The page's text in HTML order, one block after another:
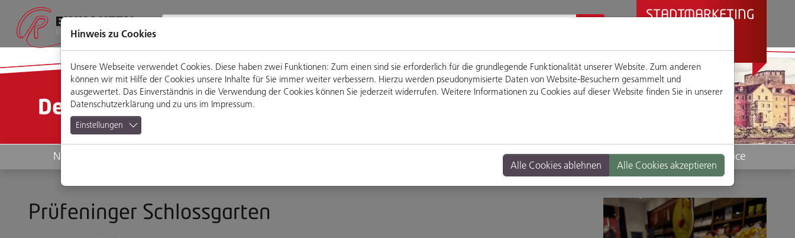
Seiteninhalt
Hauptmenü
Footermenü
Website-
Suche
STADTMARKETING
PRÄSENTIERT
Detailansicht
News Veranstaltungen Standorte Service
Prüfeninger Schlossgarten
Hinweis zu Cookies
Unsere Webseite verwendet Cookies. Diese haben zwei Funktionen: Zum einen sind sie erforderlich für die grundlegende Funktionalität unserer Website. Zum anderen
können wir mit Hilfe der Cookies unsere Inhalte für Sie immer weiter verbessern. Hierzu werden pseudonymisierte Daten von Website-Besuchern gesammelt und
ausgewertet. Das Einverständnis in die Verwendung der Cookies können Sie jederzeit widerrufen. Weitere Informationen zu Cookies auf dieser Website finden Sie in unserer
Datenschutzerklärung und zu uns im Impressum.
Einstellungen
Alle Cookies ablehnen Alle Cookies akzeptieren